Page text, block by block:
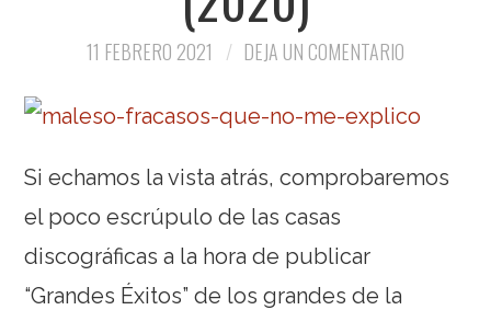
11 FEBRERO 2021 DEJA UN COMENTARIO
Si echamos la vista atrás, comprobaremos
el poco escrúpulo de las casas
discográficas a la hora de publicar
“Grandes Éxitos” de los grandes de la